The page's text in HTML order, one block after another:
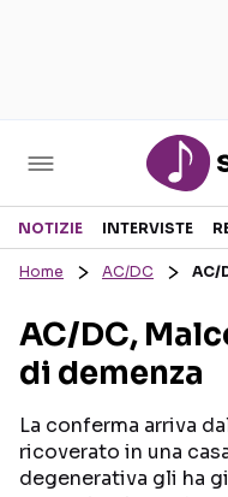
Sezioni
RECENSIONI
INTERVISTE
GOSSIP E CURIOSITÀ
NOTIZIE INTERVISTE
Home AC/DC AC/
AC/DC,
di demenza
La conferma arriva
ricoverato in una
degenerativa gli ha